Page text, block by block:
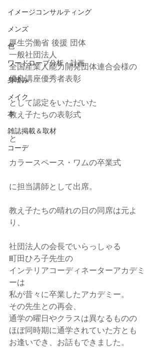
イメージコンサルティング
メンズ
色
ワードローブ分析・計画
身嗜み
メイク
本
雑誌掲載＆取材
コーデ
厚生労働省 後援 団体
一般社団法人
全国産業人能力開発団体連合会様の
優良講座優秀者表彰
として認定をいただいた
教え子たちの表彰式
と
カラースペース・ワムの卒業式
に担当講師として出席。
教え子たちの晴れの日の同席は元よ
り、
社団法人の会長でいらっしゃる
町田ひろ子先生の
インテリアコーディネーターアカデミ
ーは
私が昔々に卒業したアカデミー。
その先生との再会、
通学の曜日やクラスは異なるものの
ほぼ同時期に通学されていた方とも
お逢いでき、お話もできました。